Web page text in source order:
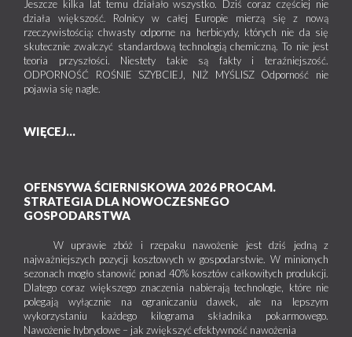
Jeszcze kilka lat temu działało wszystko. Dziś coraz częściej nie
działa większość. Rolnicy w całej Europie mierzą się z nową
rzeczywistością: chwasty odporne na herbicydy, których nie da się
skutecznie zwalczyć standardową technologią chemiczną. To nie jest
teoria przyszłości. Niestety takie są fakty i teraźniejszość.
ODPORNOŚĆ ROŚNIE SZYBCIEJ, NIŻ MYŚLISZ Odporność nie
pojawia się nagle.
WIĘCEJ...
OFENSYWA ŚCIERNISKOWA 2026 PROCAM.
STRATEGIA DLA NOWOCZESNEGO
GOSPODARSTWA
W uprawie zbóż i rzepaku nawożenie jest dziś jedną z
najważniejszych pozycji kosztowych w gospodarstwie. W minionych
sezonach mogło stanowić ponad 40% kosztów całkowitych produkcji.
Dlatego coraz większego znaczenia nabierają technologie, które nie
polegają wyłącznie na ograniczaniu dawek, ale na lepszym
wykorzystaniu każdego kilograma składnika pokarmowego.
Nawożenie hybrydowe – jak zwiększyć efektywność nawożenia